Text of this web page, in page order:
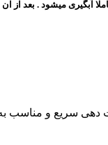
آبگیری میشود . بعد از
دهی سریع و مناسب